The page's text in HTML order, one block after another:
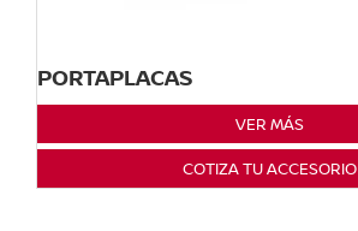
PORTAPLACAS
VER MÁS
COTIZA TU ACCESORIO